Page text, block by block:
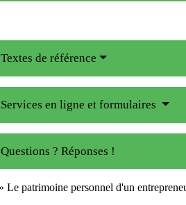
Textes de référence
Services en ligne et formulaires
Questions ? Réponses !
Le patrimoine personnel d'un